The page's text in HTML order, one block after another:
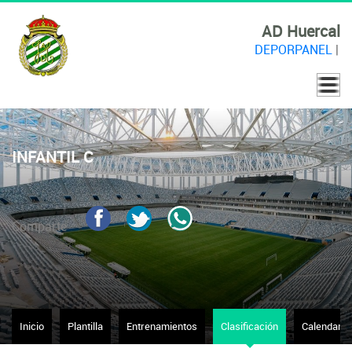
AD Huercal
DEPORPANEL|
INFANTIL C
Comparte
Inicio Plantilla Entrenamientos Clasificación Calendario